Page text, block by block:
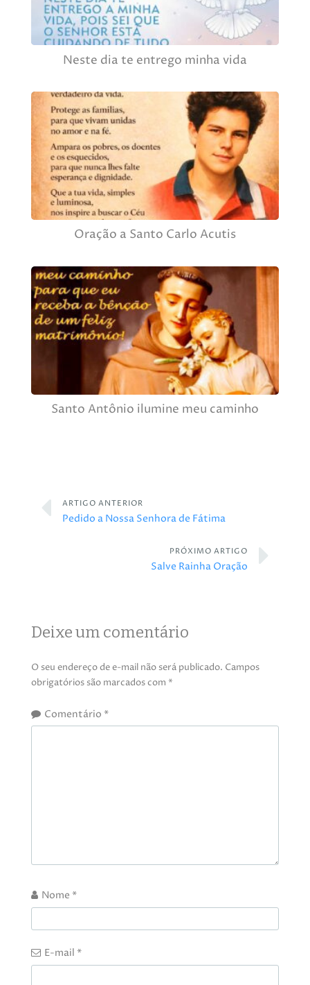
Neste dia te entrego minha vida
Oração a Santo Carlo Acutis
Santo Antônio ilumine meu caminho
ARTIGO ANTERIOR
Pedido a Nossa Senhora de Fátima
PRÓXIMO ARTIGO
Salve Rainha Oração
Deixe um comentário
O seu endereço de e-mail não será publicado. Campos
obrigatórios são marcados com *
Comentário *
Nome *
E-mail *